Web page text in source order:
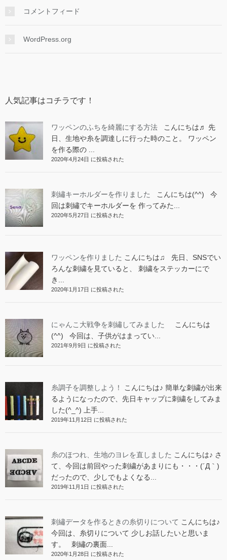
コメントフィード
WordPress.org
人気記事はコチラです！
ワッペンのふちを綺麗にする方法
こんにちは♬ 先
日、生地や糸を調達しに行った時のこと。 ワッペン
を作る際の ...
2020年4月24日 に投稿された
刺繡キーホルダーを作りました
こんにちは(^^) 今
回は刺繡でキーホルダーを 作ってみた...
2020年5月27日 に投稿された
ワッペンを作りました こんにちは♫ 先日、SNSでい
ろんな刺繍を見ていると、 刺繍をステッカーにで
き...
2020年1月17日 に投稿された
にゃんこ大戦争を刺繡してみました
こんにちは
(^^) 今回は、子供がはまってい...
2021年9月9日 に投稿された
糸調子を調整しよう！
こんにちは♪ 簡単な刺繍が出来
るようになったので、先日キャップに刺繍をしてみま
した(^_^) 上手...
2019年11月12日 に投稿された
糸のほつれ、生地のヨレを直しました こんにちは♪ さ
て、今回は前回やった刺繍があまりにも・・・(´Д｀)
だったので、少しでもよくなる...
2019年11月1日 に投稿された
刺繡データを作るときの糸切りについて こんにちは♪
今回は、糸切りについて 少しお話したいと思いま
す。 刺繡の裏面...
2020年1月28日 に投稿された